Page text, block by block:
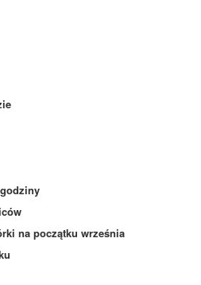
na początku września